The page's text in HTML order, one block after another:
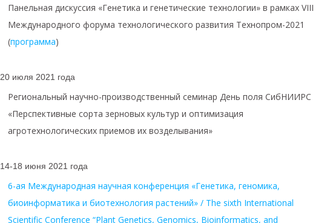
Панельная дискуссия «Генетика и генетические технологии» в рамках VIII
Международного форума технологического развития Технопром-2021
(программа)
20 июля 2021 года
Региональный научно-производственный семинар День поля СибНИИРС
«Перспективные сорта зерновых культур и оптимизация
агротехнологических приемов их возделывания»
14-18 июня 2021 года
6-ая Международная научная конференция «Генетика, геномика,
биоинформатика и биотехнология растений» / The sixth International
Scientific Conference “Plant Genetics, Genomics, Bioinformatics, and